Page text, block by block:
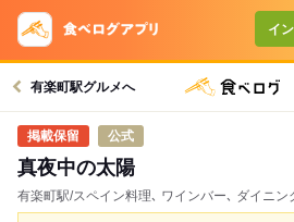
イ
有楽町駅グルメへ
公式
真夜中の太陽
有楽町駅/スペイン料理､ ワインバー､ ダイニン